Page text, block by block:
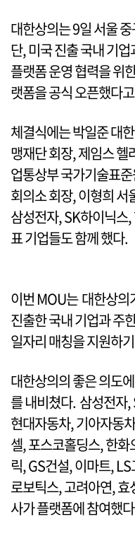
대한상의는 9일 서울
단, 미국 진출 국내 기
플랫폼 운영 협력을 위
랫폼을 공식 오픈했다
체결식에는 박일준 대
맹재단 회장, 제임스 헬
업통상부 국가기술표
회의소 회장, 이형희
삼성전자, SK하이닉스
표 기업들도 함께 했다.
이번 MOU는 대한상의
진출한 국내 기업과 주
일자리 매칭을 지원하
대한상의의 좋은 의도
를 내비쳤다. 삼성전자
현대자동차, 기아자동
셀, 포스코홀딩스, 한
릭, GS건설, 이마트,
로보틱스, 고려아연,
사가 플랫폼에 참여했